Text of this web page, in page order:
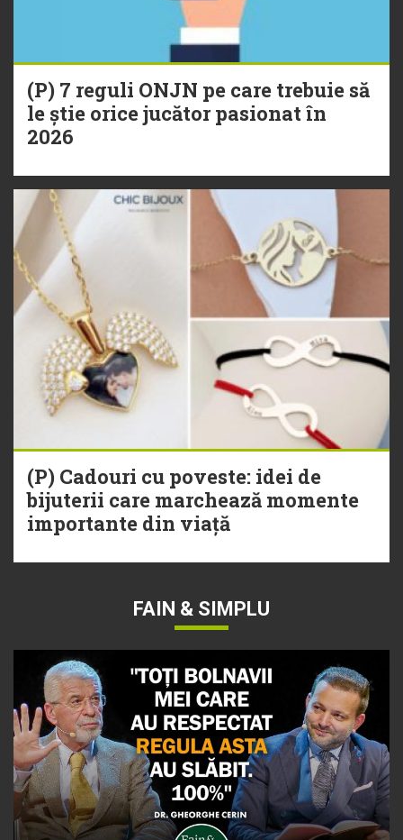
(P) 7 reguli ONJN pe care trebuie să
le știe orice jucător pasionat în
2026
(P) Cadouri cu poveste: idei de
bijuterii care marchează momente
importante din viață
FAIN & SIMPLU